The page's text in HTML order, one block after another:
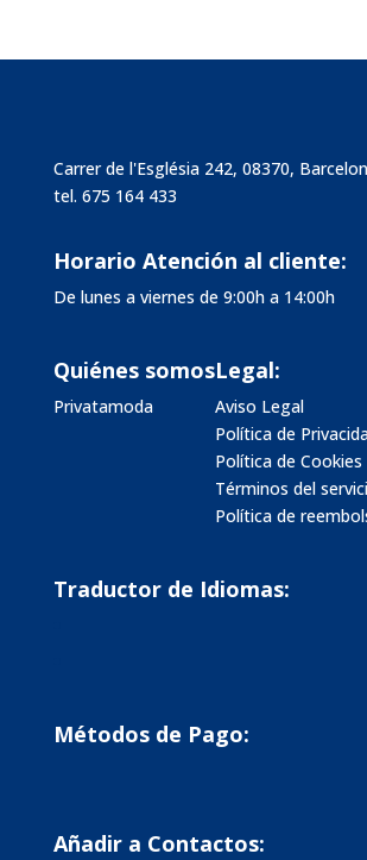
Carrer de l'Església 242, 08370,
tel. 675 164 433
Horario Atención al cliente:
De lunes a viernes de 9:00h a 14:00h
Quiénes somos
Privatamoda
Legal:
Aviso Legal
Política de
Política de Cookies
Términos del
Política de
Traductor de Idiomas:
Métodos de Pago:
Añadir a Contactos: